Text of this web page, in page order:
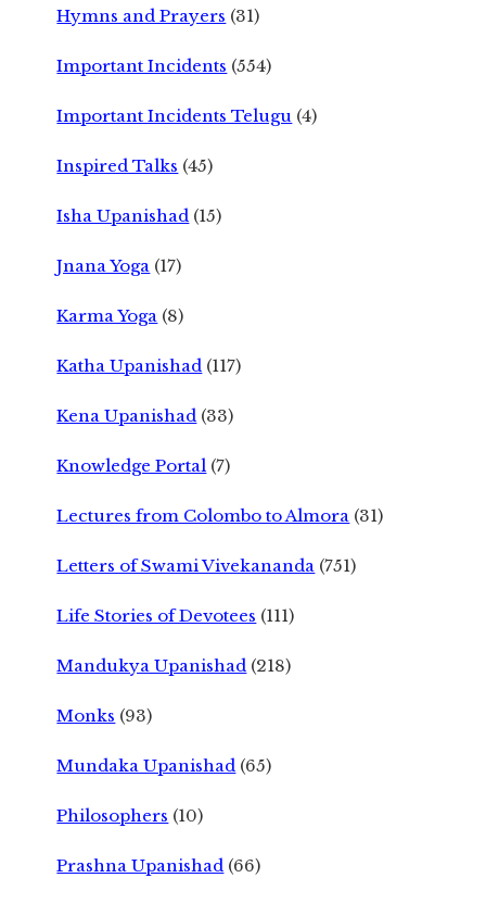
Hymns and Prayers (31)
Important Incidents (554)
Important Incidents Telugu (4)
Inspired Talks (45)
Isha Upanishad (15)
Jnana Yoga (17)
Karma Yoga (8)
Katha Upanishad (117)
Kena Upanishad (33)
Knowledge Portal (7)
Lectures from Colombo to Almora (31)
Letters of Swami Vivekananda (751)
Life Stories of Devotees (111)
Mandukya Upanishad (218)
Monks (93)
Mundaka Upanishad (65)
Philosophers (10)
Prashna Upanishad (66)